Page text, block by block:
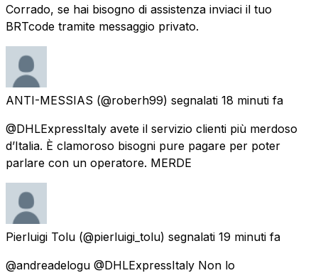
Corrado, se hai bisogno di assistenza inviaci il tuo
BRTcode tramite messaggio privato.
ANTI-MESSIAS (@roberh99) segnalati 18 minuti fa
@DHLExpressItaly avete il servizio clienti più merdoso
d’Italia. È clamoroso bisogni pure pagare per poter
parlare con un operatore. MERDE
Pierluigi Tolu (@pierluigi_tolu) segnalati 19 minuti fa
@andreadelogu @DHLExpressItaly Non lo